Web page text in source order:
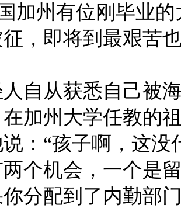
有位刚毕业的大
，即将到最艰苦
自从获悉自己被
加州大学任教的
：“孩子啊，这
个机会，一个是
分配到了内勤部